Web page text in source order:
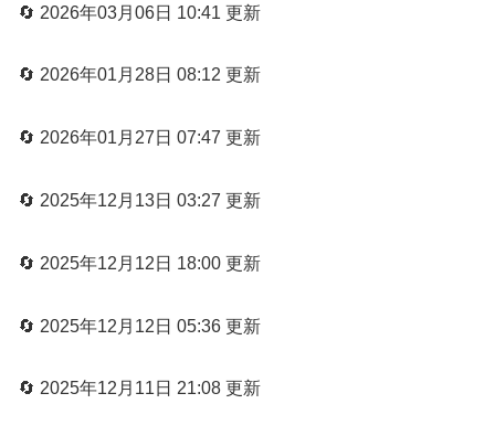
🔄 2026年03月06日 10:41 更新
🔄 2026年01月28日 08:12 更新
🔄 2026年01月27日 07:47 更新
🔄 2025年12月13日 03:27 更新
🔄 2025年12月12日 18:00 更新
🔄 2025年12月12日 05:36 更新
🔄 2025年12月11日 21:08 更新